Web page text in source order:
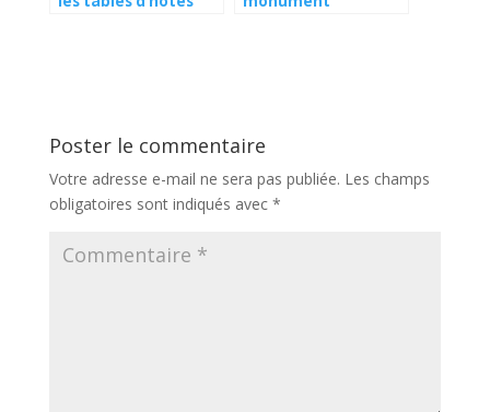
Poster le commentaire
Votre adresse e-mail ne sera pas publiée. Les champs
obligatoires sont indiqués avec *